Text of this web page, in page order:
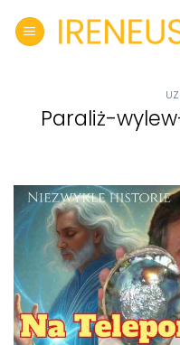
Paraliż-